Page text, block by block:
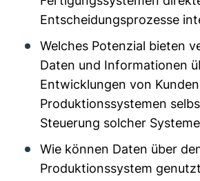
Entscheidungsprozesse
Welches Potenzial bieten
Daten und Informationen
Entwicklungen von
Produktionssystemen
Steuerung solcher
Wie können Daten über
Produktionssystem